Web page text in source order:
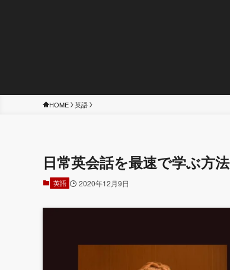
HOME 英語
日常英会話を最速で学ぶ方法
英語 2020年12月9日